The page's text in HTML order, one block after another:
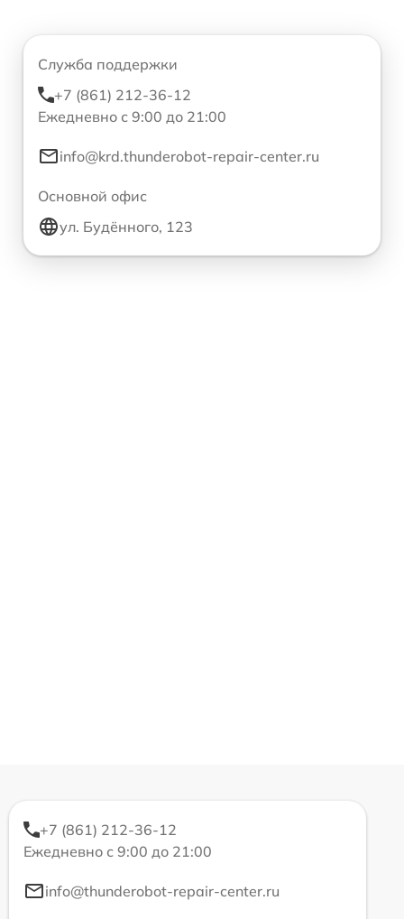
Служба поддержки
+7 (861) 212-36-12
Ежедневно с 9:00 до 21:00
info@krd.thunderobot-repair-center.ru
Основной офис
ул. Будённого, 123
+7 (861) 212-36-12
Ежедневно с 9:00 до 21:00
info@thunderobot-repair-center.ru